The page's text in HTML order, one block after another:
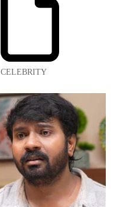
CELEBRITY